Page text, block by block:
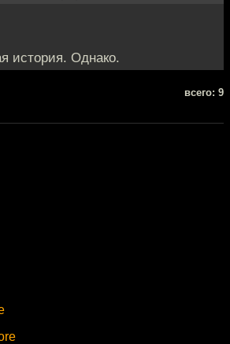
история. Однако.
всего: 9